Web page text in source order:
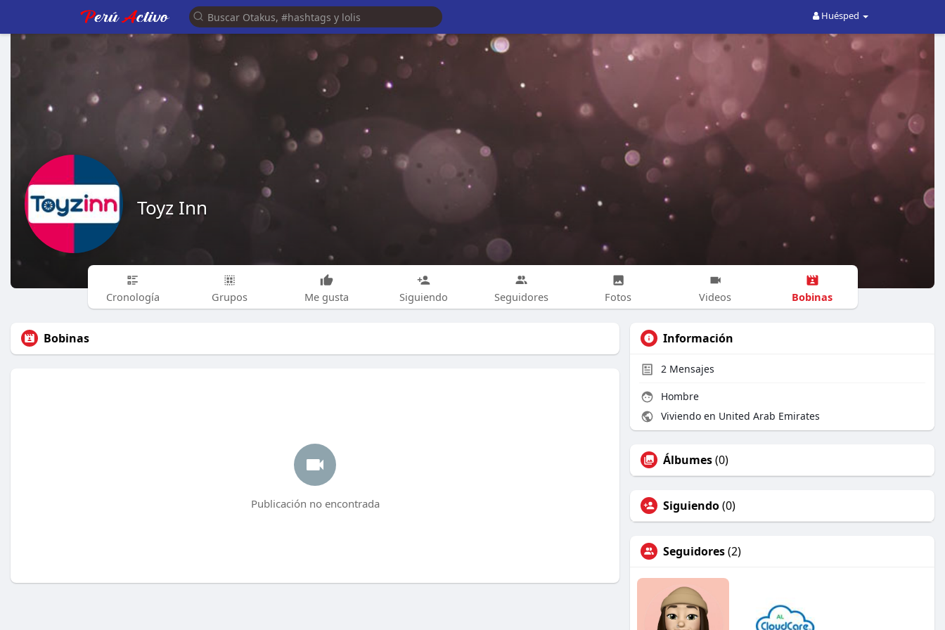
Huésped
Toyz Inn
Cronología Grupos Me gusta Siguiendo Seguidores Fotos Videos Bobinas
Bobinas
Publicación no encontrada
Información
2 Mensajes
Hombre
Viviendo en United Arab Emirates
Álbumes(0)
Siguiendo(0)
Seguidores(2)